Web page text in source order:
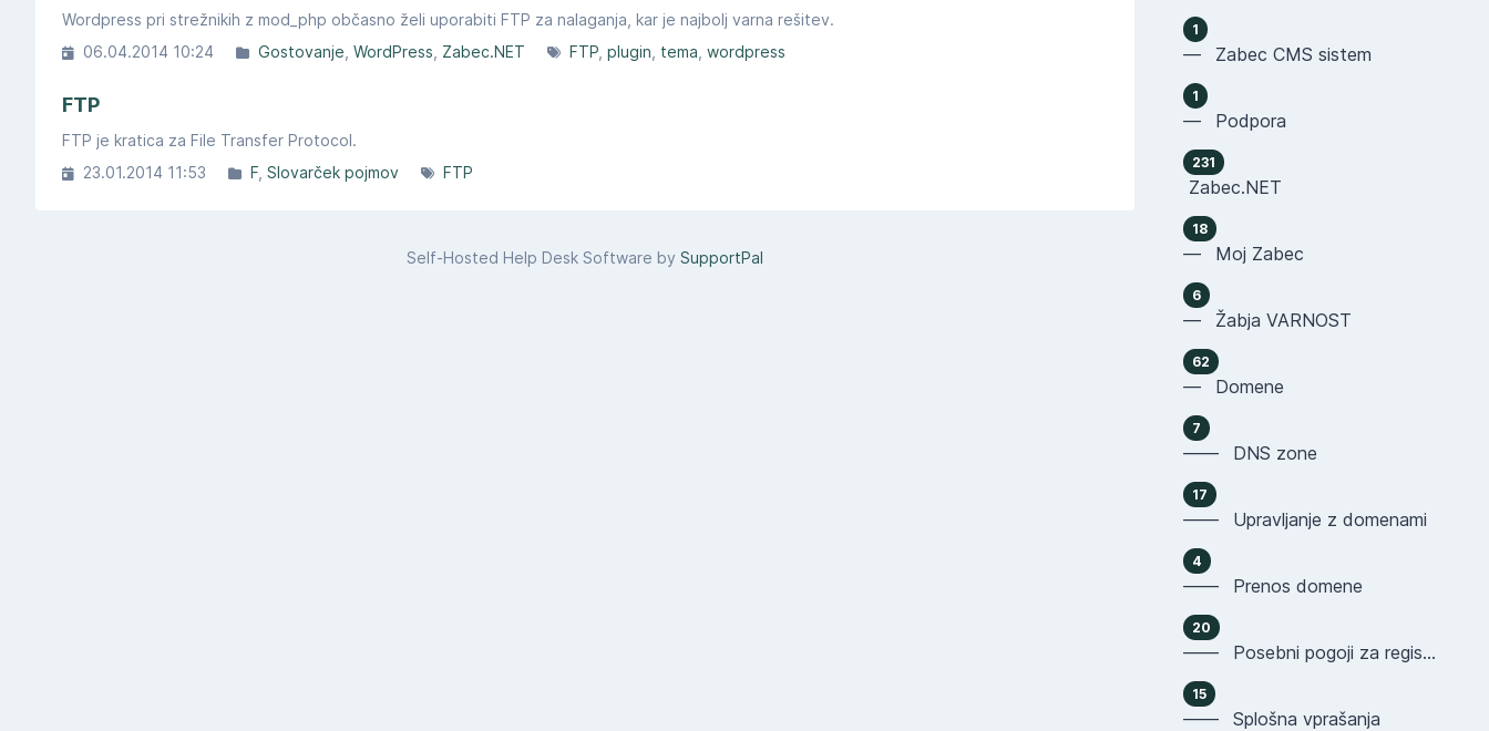
Wordpress pri strežnikih z mod_php občasno želi uporabiti FTP za nalaganja, kar je najbolj varna rešitev.
06.04.2014 10:24
Gostovanje WordPress Zabec.NET FTP plugin tema wordpress
FTP
FTP je kratica za File Transfer Protocol.
23.01.2014 11:53
F Slovarček pojmov FTP
Self-Hosted Help Desk Software by SupportPal
1
— Zabec CMS sistem
1
— Podpora
231
Zabec.NET
18
— Moj Zabec
6
— Žabja VARNOST
62
— Domene
7
—— DNS zone
17
—— Upravljanje z domenami
4
—— Prenos domene
20
—— Posebni pogoji za registracijo domen
15
—— Splošna vprašanja